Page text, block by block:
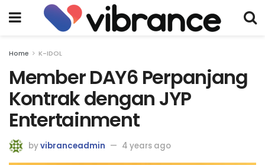
Home K-IDOL
Member DAY6 Perpanjang
Kontrak dengan JYP
Entertainment
byvibranceadmin 4 years ago